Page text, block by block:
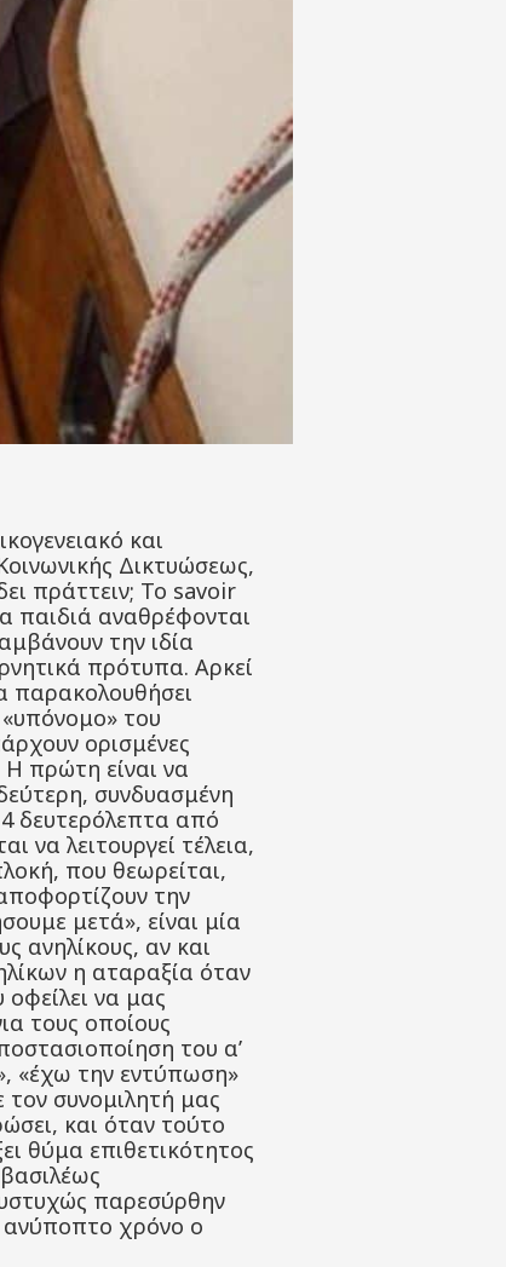
και
Δικτυώσεως,
πράττειν; Το savoir
παιδιά αναθρέφονται
την ιδία
πρότυπα. Αρκεί
παρακολουθήσει
του
ορισμένες
πρώτη είναι να
συνδυασμένη
δευτερόλεπτα από
να λειτουργεί τέλεια,
που θεωρείται,
την
μετά», είναι μία
ανηλίκους, αν και
η αταραξία όταν
να μας
τους οποίους
του α’
«έχω την εντύπωση»
συνομιλητή μας
και όταν τούτο
θύμα επιθετικότητος
παρεσύρθην
ανύποπτο χρόνο ο